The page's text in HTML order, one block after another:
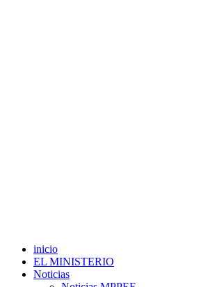
inicio
EL MINISTERIO
Noticias